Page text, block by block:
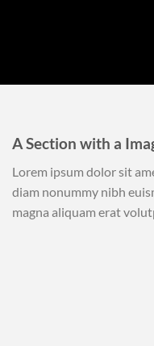
A Section with a
Lorem ipsum dolor sit
diam nonummy nibh
magna aliquam erat